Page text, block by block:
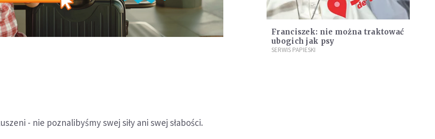
- nie poznalibyśmy swej siły ani swej słabości.
Franciszek: nie można traktować
ubogich jak psy
SERWIS PAPIESKI